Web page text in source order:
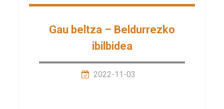
Gau beltza – Beldurrezko
ibilbidea
2022-11-03